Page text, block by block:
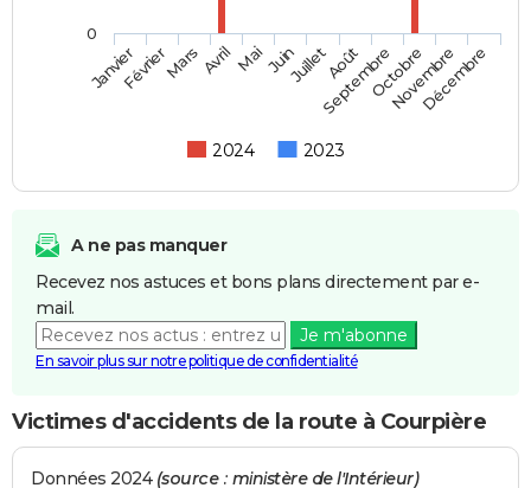
2024 2023
JanvierFévrierMars AvrilMaiJuinJuilletAoût
SeptembreOctobre
Novembre
Décembre
0
A ne pas manquer
Recevez nos astuces et bons plans directement par e-
mail.
Je m'abonne
En savoir plus sur notre politique de confidentialité
Victimes d'accidents de la route à Courpière
Données 2024 (source : ministère de l'Intérieur)